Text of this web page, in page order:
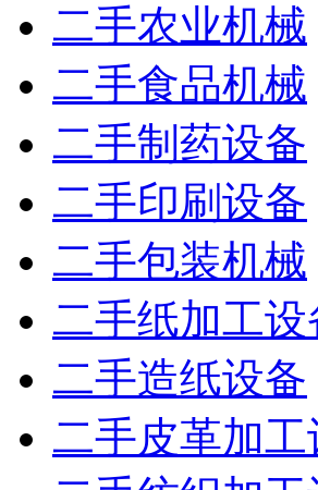
二手农业机械
二手食品机械
二手制药设备
二手印刷设备
二手包装机械
二手纸加工设
二手造纸设备
二手皮革加工